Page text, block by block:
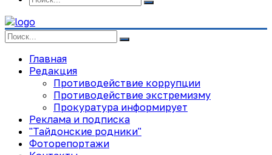
Главная
Редакция
Противодействие коррупции
Противодействие экстремизму
Прокуратура информирует
Реклама и подписка
"Тайдонские родники"
Фоторепортажи